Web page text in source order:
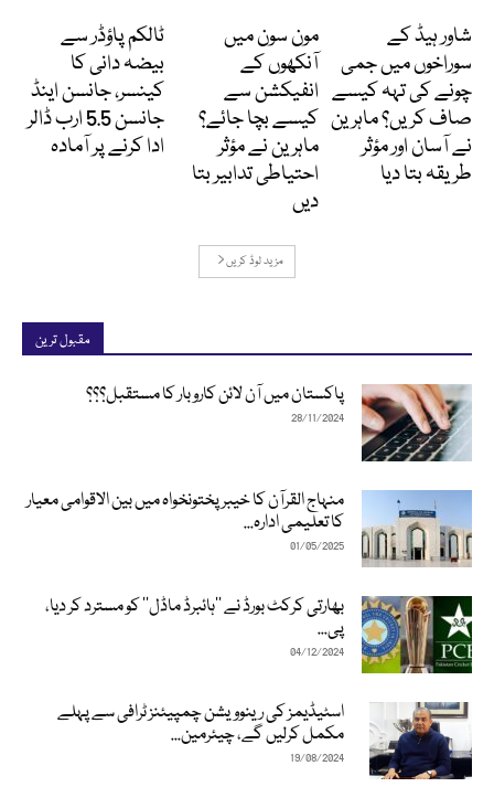
شاور ہیڈ کے
سوراخوں میں جمی
چونے کی تہہ کیسے
صاف کریں؟ ماہرین
نے آسان اور مؤثر
طریقہ بتا دیا
مون سون میں
آنکھوں کے
انفیکشن سے
کیسے بچا جائے؟
ماہرین نے مؤثر
احتیاطی تدابیر بتا
دیں
ٹالکم پاؤڈر سے
بیضہ دانی کا
کینسر، جانسن اینڈ
جانسن 5.5 ارب ڈالر
ادا کرنے پر آمادہ
مزید لوڈ کریں
مقبول ترین
پاکستان میں آن لائن کاروبار کا مستقبل؟؟؟
28/11/2024
منہاج القرآن کا خیبرپختونخواہ میں بین الاقوامی معیار
کا تعلیمی ادارہ...
01/05/2025
بھارتی کرکٹ بورڈ نے ’’ہائبرڈ ماڈل‘‘ کو مسترد کر دیا،
پی...
04/12/2024
اسٹیڈیمز کی رینوویشن چمپیئنز ٹرافی سے پہلے
مکمل کرلیں گے، چیئرمین...
19/08/2024